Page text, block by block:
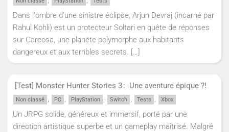
Dans l'ombre d'une sinistre éclipse, Arjun Devraj (incarné par
Rahul Kohli) est un protecteur Soltari en quête de réponses
sur Carcosa, une planète polymorphe aux habitants
dangereux et aux terribles secrets. […]
[Test] Monster Hunter Stories 3 : Une aventure épique ?!
Non classé , PC , PlayStation , Switch , Tests , Xbox
Un JRPG solide, généreux et immersif, porté par une
direction artistique superbe et un gameplay maîtrisé. Malgré